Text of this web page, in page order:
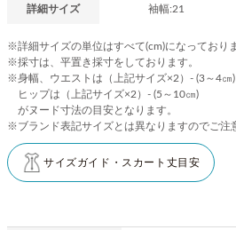
詳細サイズ 袖幅:21
※詳細サイズの単位はすべて(cm)になっており
※採寸は、平置き採寸をしております。
※身幅、ウエストは（上記サイズ×2）- (3～4㎝)
ヒップは（上記サイズ×2）- (5～10㎝)
がヌード寸法の目安となります。
※ブランド表記サイズとは異なりますのでご注
サイズガイド・スカート丈目安